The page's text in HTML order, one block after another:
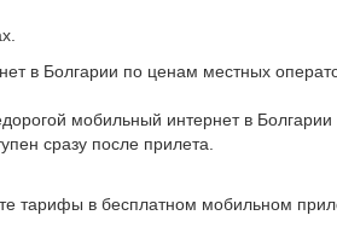
в Болгарии по ценам местных
мобильный интернет в
сразу после прилета.
тарифы в бесплатном мобильном